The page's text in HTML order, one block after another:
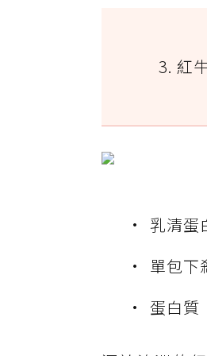
3. 紅
乳清蛋
單包下
蛋白質